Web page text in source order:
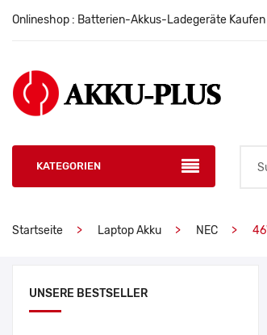
Onlineshop : Batterien-Akkus-Ladegeräte
KATEGORIEN
Startseite Laptop Akku NEC
UNSERE BESTSELLER